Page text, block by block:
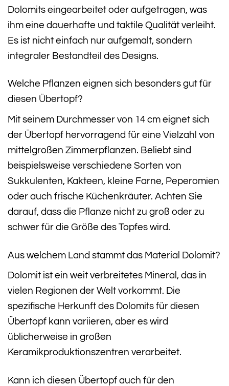
Dolomits eingearbeitet oder aufgetragen, was
ihm eine dauerhafte und taktile Qualität verleiht.
Es ist nicht einfach nur aufgemalt, sondern
integraler Bestandteil des Designs.
Welche Pflanzen eignen sich besonders gut für
diesen Übertopf?
Mit seinem Durchmesser von 14 cm eignet sich
der Übertopf hervorragend für eine Vielzahl von
mittelgroßen Zimmerpflanzen. Beliebt sind
beispielsweise verschiedene Sorten von
Sukkulenten, Kakteen, kleine Farne, Peperomien
oder auch frische Küchenkräuter. Achten Sie
darauf, dass die Pflanze nicht zu groß oder zu
schwer für die Größe des Topfes wird.
Aus welchem Land stammt das Material Dolomit?
Dolomit ist ein weit verbreitetes Mineral, das in
vielen Regionen der Welt vorkommt. Die
spezifische Herkunft des Dolomits für diesen
Übertopf kann variieren, aber es wird
üblicherweise in großen
Keramikproduktionszentren verarbeitet.
Kann ich diesen Übertopf auch für den